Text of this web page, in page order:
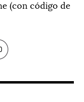
(con código de